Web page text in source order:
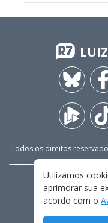
Todos os direitos
Utilizamos
aprimorar sua
acordo com o